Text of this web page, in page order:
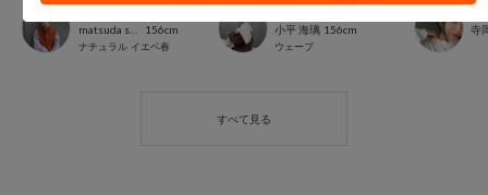
matsuda saori
156cm
ナチュラル イエベ春
小平 海璃 156cm
ウェーブ
寺